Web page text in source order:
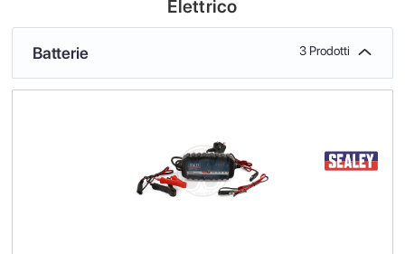
Elettrico
Batterie 3 Prodotti